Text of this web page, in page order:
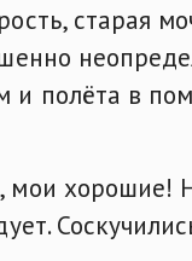
старая
полёта в
мои хорошие!